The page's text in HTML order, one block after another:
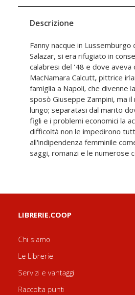
Descrizione
Fanny nacque in
Salazar, si era rifugiato in
calabresi del '48 e dove
MacNamara Calcutt, pittrice
famiglia a Napoli, che divenne la sua
sposò Giuseppe Zampini, ma
lungo; separatasi dal marito
figli e i problemi economici la
difficoltà non le impedirono
all'indipendenza femminile
saggi, romanzi e le numerose
all'estero. Nel 1893 venne
Representative Women, un
le problematiche e le conquiste
parteciparono donne
vari aspetti della vita delle donne:
soprattutto, riforme sociali.
nell'Italia moderna"
progressi dell'istruzione
difficoltà e le opposizioni che
nell'intraprendere
LIBRERIE.COOP
Chi siamo
Le Librerie
Servizi e vantaggi
Raccolta punti